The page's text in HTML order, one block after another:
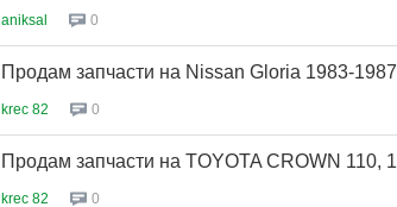
aniksal 0
Продам запчасти на Nissan Gloria 1983-
krec 82 0
Продам запчасти на TOYOTA CROWN 110,
krec 82 0